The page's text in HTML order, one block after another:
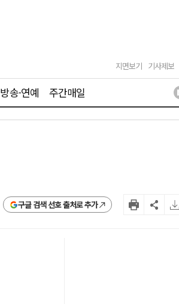
지면보기 기사제보
방송·연예 주간매일
구글 검색 선호 출처로 추가